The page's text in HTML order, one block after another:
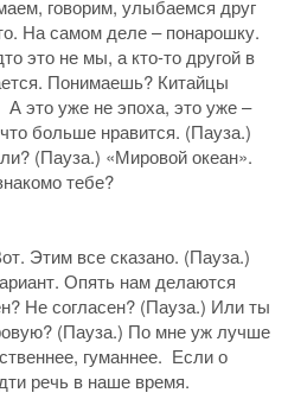
говорим, улыбаемся друг
На самом деле – понарошку.
это не мы, а кто-то другой в
Понимаешь? Китайцы
А это уже не эпоха, это уже –
больше нравится. (Пауза.)
(Пауза.) «Мировой океан».
тебе?
сказано. (Пауза.)
Опять нам делаются
Не согласен? (Пауза.) Или ты
(Пауза.) По мне уж лучше
гуманнее. Если о
речь в наше время.